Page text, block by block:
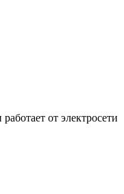
от электросети